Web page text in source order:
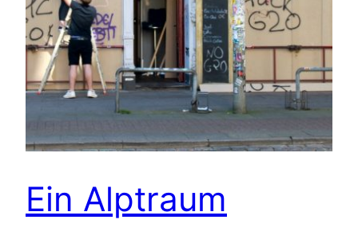
Ein Alptraum